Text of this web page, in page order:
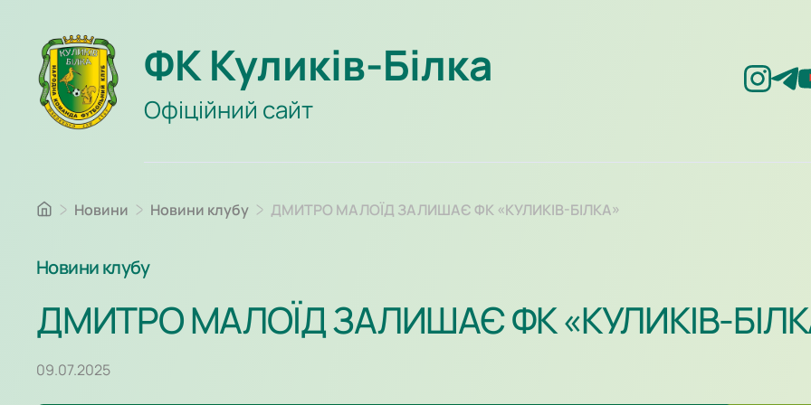
ФК Куликів-Білка
Офіційний сайт
Новини Новини клубу ДМИТРО МАЛОЇД ЗАЛИШАЄ ФК «КУЛИКІВ-БІЛКА»
Новини клубу
ДМИТРО МАЛОЇД ЗАЛИШАЄ ФК «КУЛИКІВ-
09.07.2025